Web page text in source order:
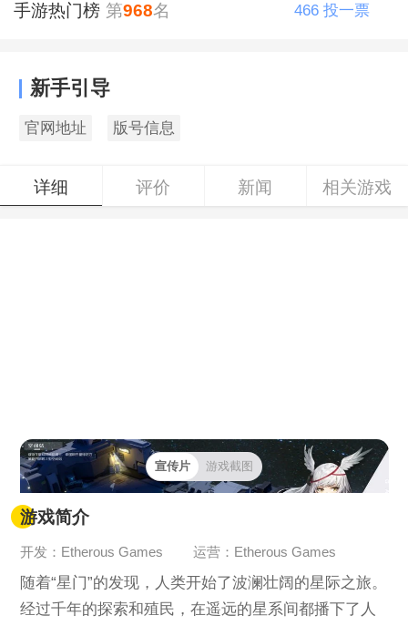
手游热门榜 第968名 466 投一票
新手引导
官网地址 版号信息
详细 评价 新闻 相关游戏
宣传片 游戏截图
游戏简介
开发：Etherous Games 运营：Etherous Games
随着“星门”的发现，人类开始了波澜壮阔的星际之旅。
经过千年的探索和殖民，在遥远的星系间都播下了人